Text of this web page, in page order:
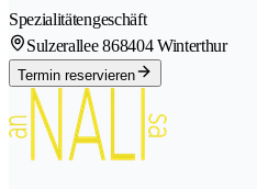
Spezialitätengeschäft
Sulzerallee 868404 Winterthur
Termin reservieren